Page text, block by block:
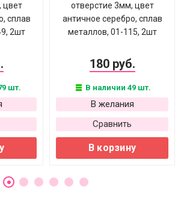
цвет
сплав
2шт
шт.
отверстие 3мм, цвет
античное серебро, сплав
металлов, 01-115, 2шт
180 руб.
В наличии 49 шт.
В желания
Сравнить
В корзину